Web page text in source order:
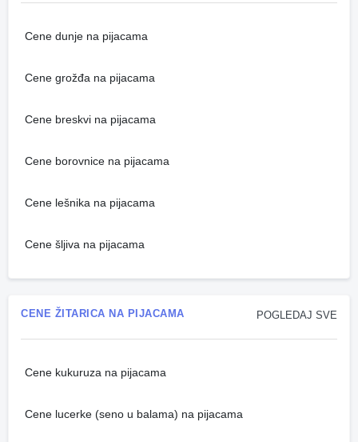
Cene dunje na pijacama
Cene grožđa na pijacama
Cene breskvi na pijacama
Cene borovnice na pijacama
Cene lešnika na pijacama
Cene šljiva na pijacama
POGLEDAJ SVE
CENE ŽITARICA NA PIJACAMA
Cene kukuruza na pijacama
Cene lucerke (seno u balama) na pijacama